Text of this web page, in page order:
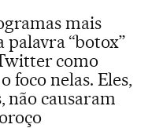
mais
palavra “botox”
como
foco nelas. Eles,
não causaram